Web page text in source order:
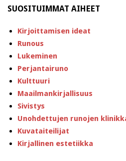
SUOSITUIMMAT AIHEET
Kirjoittamisen ideat
Runous
Lukeminen
Perjantairuno
Kulttuuri
Maailmankirjallisuus
Sivistys
Unohdettujen runojen
Kuvataiteilijat
Kirjallinen estetiikka